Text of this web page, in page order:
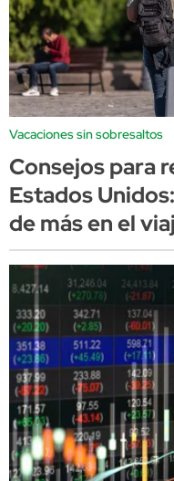
Vacaciones sin sobresaltos
Consejos para
Estados
de más en el